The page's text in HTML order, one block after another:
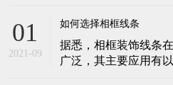
方便实用等特点。 发泡线条许多力学性能
传统材料提高6-7倍，
5-7倍。此外，在减少
01
2021-09
如何选择相框线条
据悉，相框装饰线条
广泛，其主要应用有以下